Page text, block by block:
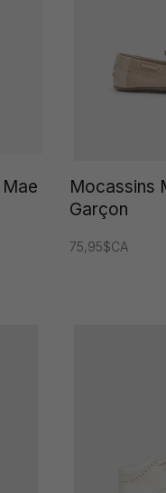
Mocassins
Garçon
75,95$CA